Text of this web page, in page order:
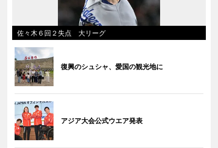
佐々木６回２失点 大リーグ
復興のシュシャ、愛国の観光地に
アジア大会公式ウエア発表